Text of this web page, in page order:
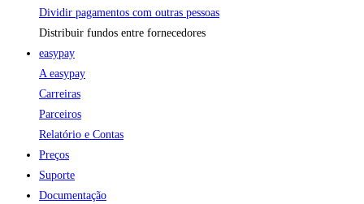
Dividir pagamentos com outras pessoas
Distribuir fundos entre fornecedores
easypay
A easypay
Carreiras
Parceiros
Relatório e Contas
Preços
Suporte
Documentação